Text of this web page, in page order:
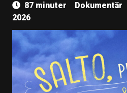
87 minuter Dokumentär
2026